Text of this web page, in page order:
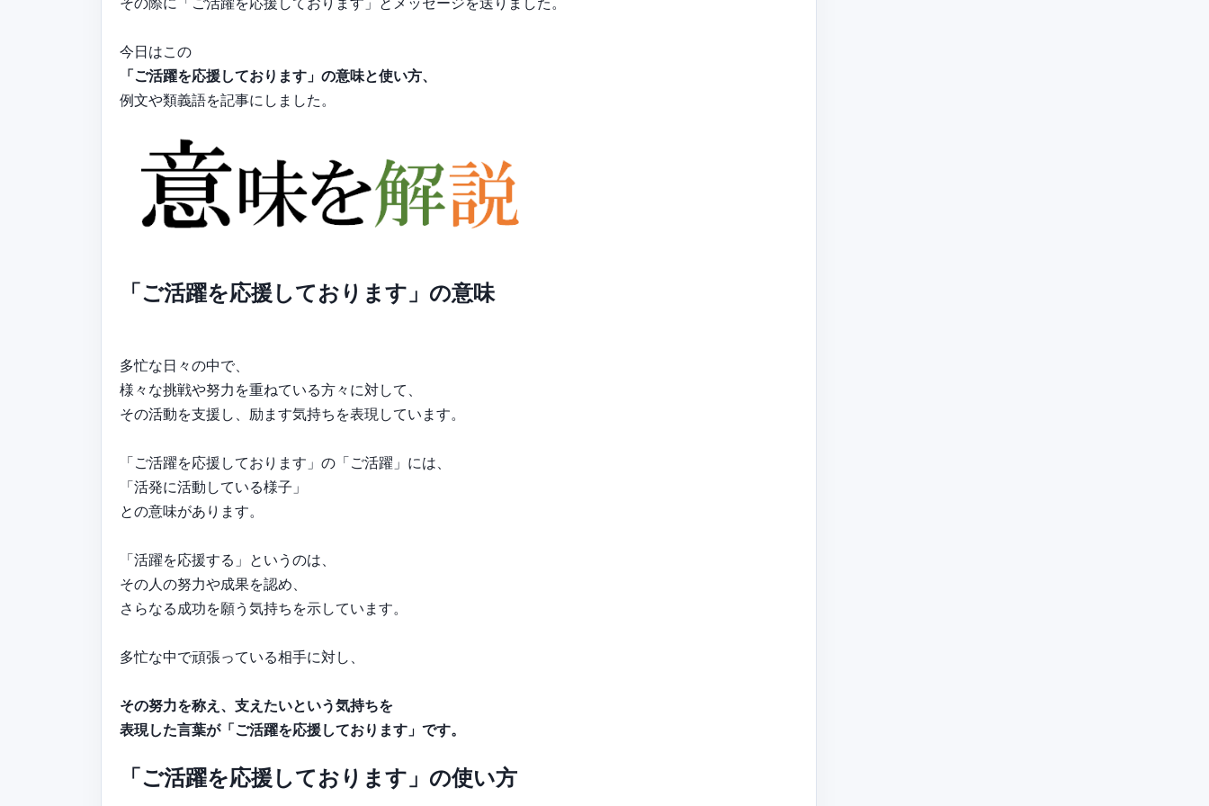
今日はこの
「ご活躍を応援しております」の意味と使い方、
例文や類義語を記事にしました。
「ご活躍を応援しております」の意味
多忙な日々の中で、
様々な挑戦や努力を重ねている方々に対して、
その活動を支援し、励ます気持ちを表現しています。
「ご活躍を応援しております」の「ご活躍」には、
「活発に活動している様子」
との意味があります。
「活躍を応援する」というのは、
その人の努力や成果を認め、
さらなる成功を願う気持ちを示しています。
多忙な中で頑張っている相手に対し、
その努力を称え、支えたいという気持ちを
表現した言葉が「ご活躍を応援しております」です。
「ご活躍を応援しております」の使い方